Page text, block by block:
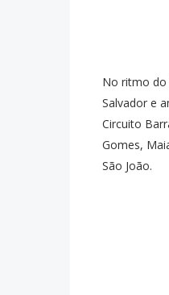
No ritmo do
Salvador e
Circuito
Gomes,
São João.